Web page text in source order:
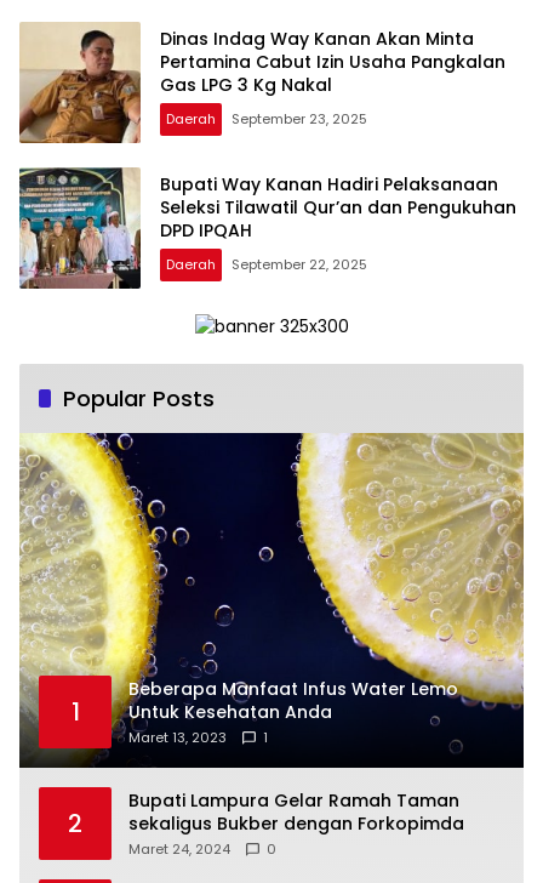
Dinas Indag Way Kanan Akan Minta
Pertamina Cabut Izin Usaha Pangkalan
Gas LPG 3 Kg Nakal
Daerah September 23, 2025
Bupati Way Kanan Hadiri Pelaksanaan
Seleksi Tilawatil Qur’an dan Pengukuhan
DPD IPQAH
Daerah September 22, 2025
Popular Posts
1
Beberapa Manfaat Infus Water Lemo
Untuk Kesehatan Anda
Maret 13, 2023 1
2
Bupati Lampura Gelar Ramah Taman
sekaligus Bukber dengan Forkopimda
Maret 24, 2024 0